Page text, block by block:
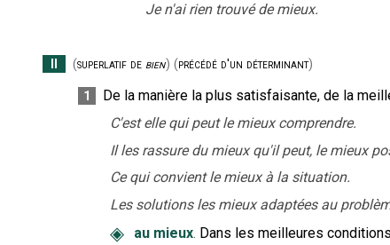
Je n'ai rien trouvé de mieux.
(superlatif de bien) (précédé d'un déterminant)
1
De la manière la plus satisfaisante, de la
C'est elle qui peut le mieux comprendre.
Il les rassure du mieux qu'il peut, le mieux
Ce qui convient le mieux à la situation.
Les solutions les mieux adaptées au
◈ au mieux. Dans les meilleures